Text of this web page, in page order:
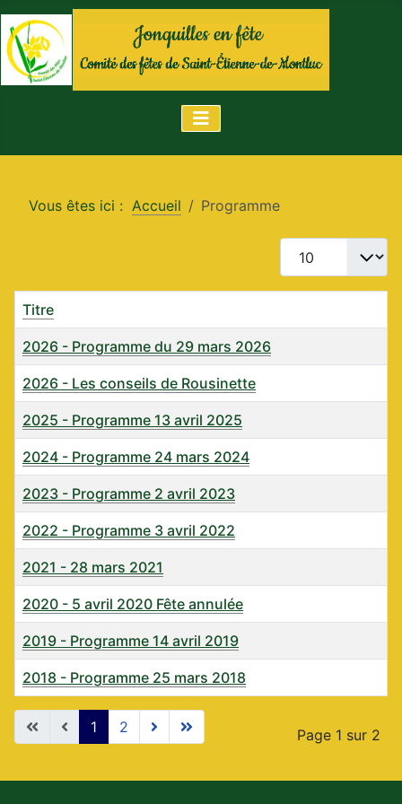
Vous êtes ici : Accueil Programme
Afficher #
Articles
Titre
2026 - Programme du 29 mars 2026
2026 - Les conseils de Rousinette
2025 - Programme 13 avril 2025
2024 - Programme 24 mars 2024
2023 - Programme 2 avril 2023
2022 - Programme 3 avril 2022
2021 - 28 mars 2021
2020 - 5 avril 2020 Fête annulée
2019 - Programme 14 avril 2019
2018 - Programme 25 mars 2018
Page 1 sur 2
1 2